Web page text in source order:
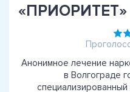
Анонимное лечение
в Волгограде